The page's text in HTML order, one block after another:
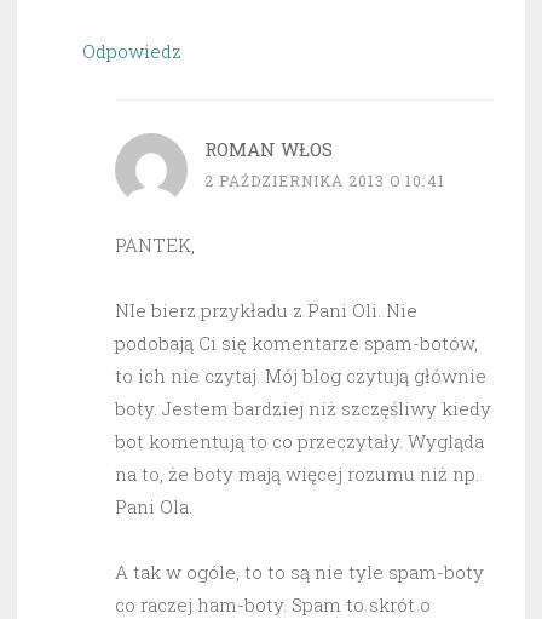
Odpowiedz
ROMAN WŁOS
2 PAŹDZIERNIKA 2013 O 10:41
PANTEK,
NIe bierz przykładu z Pani Oli. Nie
podobają Ci się komentarze spam-botów,
to ich nie czytaj. Mój blog czytują głównie
boty. Jestem bardziej niż szczęśliwy kiedy
bot komentują to co przeczytały. Wygląda
na to, że boty mają więcej rozumu niż np.
Pani Ola.
A tak w ogóle, to to są nie tyle spam-boty
co raczej ham-boty. Spam to skrót o